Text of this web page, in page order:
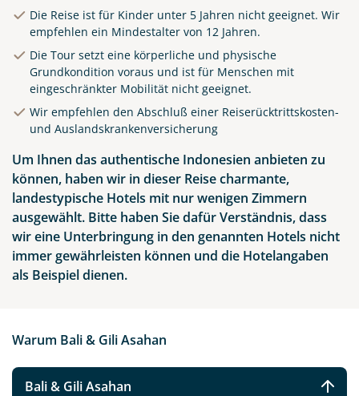
Die Reise ist für Kinder unter 5 Jahren nicht geeignet. Wir
empfehlen ein Mindestalter von 12 Jahren.
Die Tour setzt eine körperliche und physische
Grundkondition voraus und ist für Menschen mit
eingeschränkter Mobilität nicht geeignet.
Wir empfehlen den Abschluß einer Reiserücktrittskosten-
und Auslandskrankenversicherung
Um Ihnen das authentische Indonesien anbieten zu
können, haben wir in dieser Reise charmante,
landestypische Hotels mit nur wenigen Zimmern
ausgewählt. Bitte haben Sie dafür Verständnis, dass
wir eine Unterbringung in den genannten Hotels nicht
immer gewährleisten können und die Hotelangaben
als Beispiel dienen.
Warum Bali & Gili Asahan
Bali & Gili Asahan